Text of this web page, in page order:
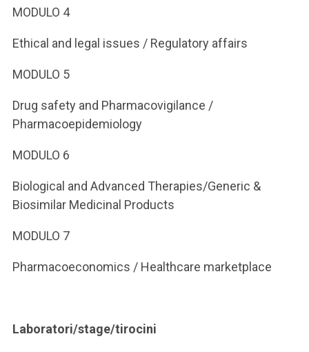
MODULO 4
Ethical and legal issues / Regulatory affairs
MODULO 5
Drug safety and Pharmacovigilance /
Pharmacoepidemiology
MODULO 6
Biological and Advanced Therapies/Generic &
Biosimilar Medicinal Products
MODULO 7
Pharmacoeconomics / Healthcare marketplace
Laboratori/stage/tirocini